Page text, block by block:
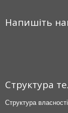
Напишіть
Структура
Структура